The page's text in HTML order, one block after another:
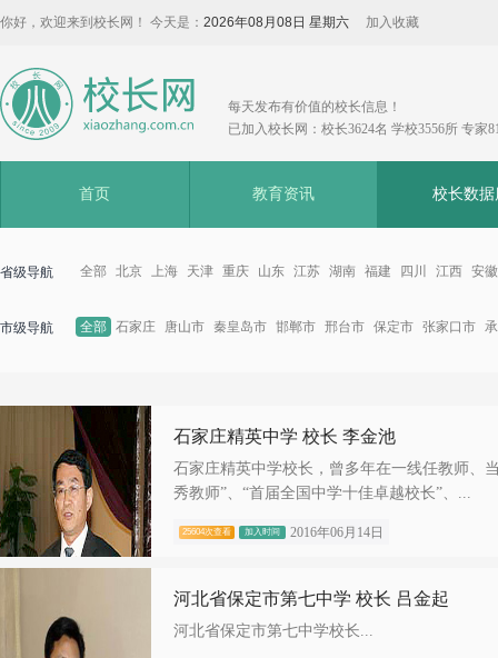
你好，欢迎来到校长网！ 今天是： 2026年08月08日 星期六 加入收藏
每天发布有价值的校长信息！
已加入校长网：校长3624名 学校3556所 专家
首页 教育资讯 校长数据
省级导航 全部 北京 上海 天津 重庆 山东 江苏 湖南 福建 四川 江西 安徽
市级导航 全部 石家庄 唐山市 秦皇岛市 邯郸市 邢台市 保定市 张家口市
石家庄精英中学 校长 李金池
石家庄精英中学校长，曾多年在一线任教师、
秀教师”、“首届全国中学十佳卓越校长”、...
25604次查看 加入时间 2016年06月14日
河北省保定市第七中学 校长 吕金起
河北省保定市第七中学校长...